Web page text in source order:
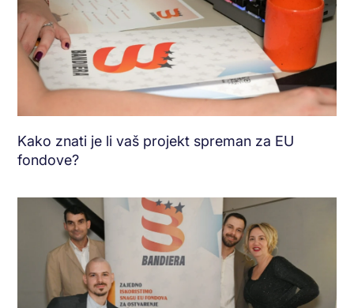
Kako znati je li vaš projekt spreman za EU
fondove?